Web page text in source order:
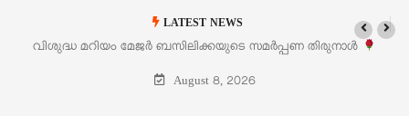
LATEST NEWS
തിരുനാൾ
‘പെറ്റൽസ്’ ലൈഫ് സ്റ്റൈൽ എക്സിബിഷനും
August 8, 2026